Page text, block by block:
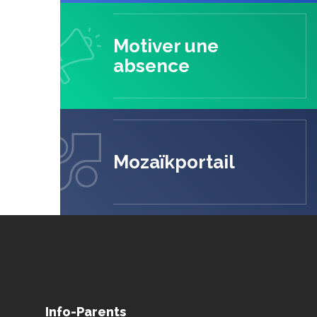
Motiver une
absence
Mozaïkportail
Info-Parents